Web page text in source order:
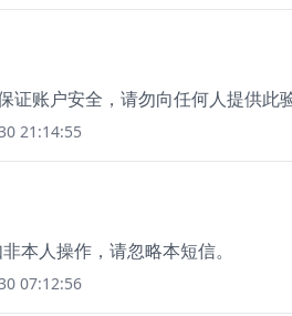
证账户安全，请勿向任何人提供此
21:14:55
本人操作，请忽略本短信。
07:12:56